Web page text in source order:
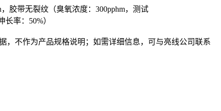
胶带无裂纹（臭氧浓度：300pphm，测试
率：50%）
，不作为产品规格说明；如需详细信息，可与亮线公司联系